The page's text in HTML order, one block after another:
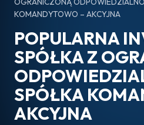
KOMANDYTOWO – AKCYJNA
POPULARNA
SPÓŁKA Z
SPÓŁKA
AKCYJNA